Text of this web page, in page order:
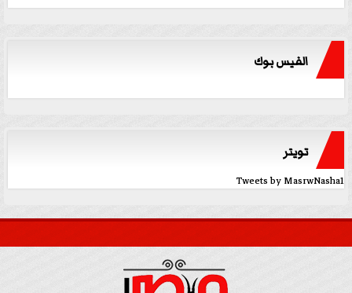
الفيس بوك
تويتر
Tweets by MasrwNasha1